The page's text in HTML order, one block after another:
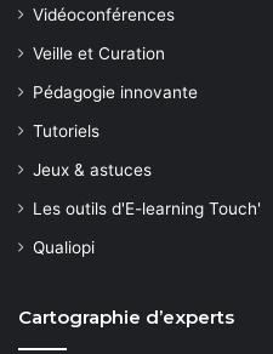
Vidéoconférences
Veille et Curation
Pédagogie innovante
Tutoriels
Jeux & astuces
Les outils d'E-learning Touch'
Qualiopi
Cartographie d’experts